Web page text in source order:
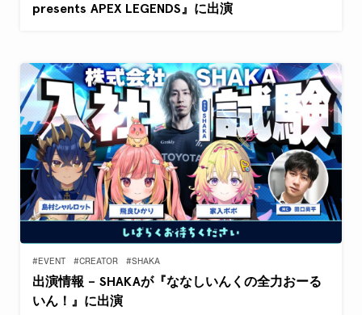
presents APEX LEGENDS』に出演
#EVENT #CREATOR #SHAKA
出演情報 – SHAKAが『ななしいんくの全力おーる
いん！』に出演